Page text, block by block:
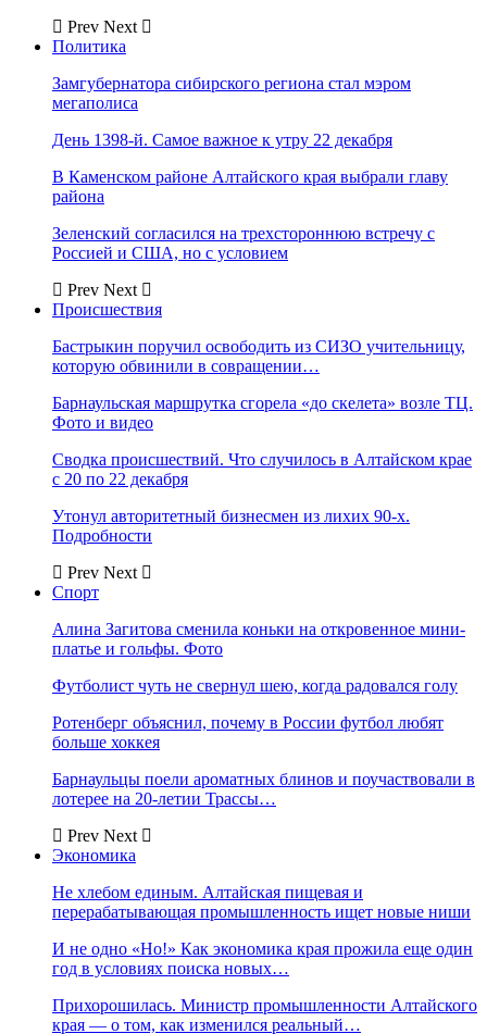
Prev Next
Политика
Замгубернатора сибирского региона стал мэром
мегаполиса
День 1398-й. Самое важное к утру 22 декабря
В Каменском районе Алтайского края выбрали главу
района
Зеленский согласился на трехстороннюю встречу с
Россией и США, но с условием
Prev Next
Происшествия
Бастрыкин поручил освободить из СИЗО учительницу,
которую обвинили в совращении…
Барнаульская маршрутка сгорела «до скелета» возле ТЦ.
Фото и видео
Сводка происшествий. Что случилось в Алтайском крае
с 20 по 22 декабря
Утонул авторитетный бизнесмен из лихих 90-х.
Подробности
Prev Next
Спорт
Алина Загитова сменила коньки на откровенное мини-
платье и гольфы. Фото
Футболист чуть не свернул шею, когда радовался голу
Ротенберг объяснил, почему в России футбол любят
больше хоккея
Барнаульцы поели ароматных блинов и поучаствовали в
лотерее на 20-летии Трассы…
Prev Next
Экономика
Не хлебом единым. Алтайская пищевая и
перерабатывающая промышленность ищет новые ниши
И не одно «Но!» Как экономика края прожила еще один
год в условиях поиска новых…
Прихорошилась. Министр промышленности Алтайского
края — о том, как изменился реальный…